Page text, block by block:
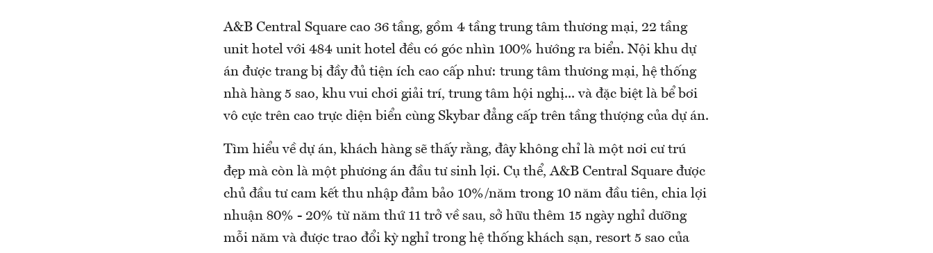
A&B Central Square cao 36 tầng, gồm 4 tầng trung tâm thương mại, 22 tầng
unit hotel với 484 unit hotel đều có góc nhìn 100% hướng ra biển. Nội khu dự
án được trang bị đầy đủ tiện ích cao cấp như: trung tâm thương mại, hệ thống
nhà hàng 5 sao, khu vui chơi giải trí, trung tâm hội nghị... và đặc biệt là bể bơi
vô cực trên cao trực diện biển cùng Skybar đẳng cấp trên tầng thượng của dự án.
Tìm hiểu về dự án, khách hàng sẽ thấy rằng, đây không chỉ là một nơi cư trú
đẹp mà còn là một phương án đầu tư sinh lợi. Cụ thể, A&B Central Square được
chủ đầu tư cam kết thu nhập đảm bảo 10%/năm trong 10 năm đầu tiên, chia lợi
nhuận 80% - 20% từ năm thứ 11 trở về sau, sở hữu thêm 15 ngày nghỉ dưỡng
mỗi năm và được trao đổi kỳ nghỉ trong hệ thống khách sạn, resort 5 sao của